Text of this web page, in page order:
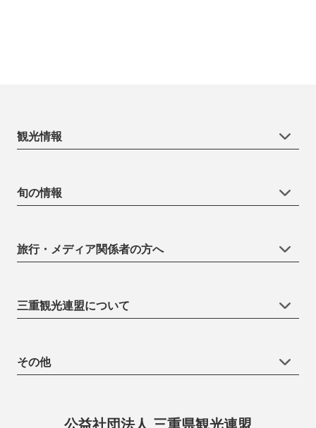
観光情報
旬の情報
旅行・メディア関係者の方へ
三重観光連盟について
その他
公益社団法人 三重県観光連盟